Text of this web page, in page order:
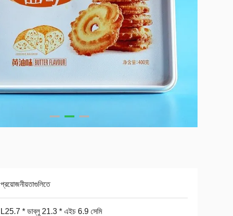
প্রয়োজনীয়তাগুলিতে
L25.7 * ডাব্লু 21.3 * এইচ 6.9 সেমি